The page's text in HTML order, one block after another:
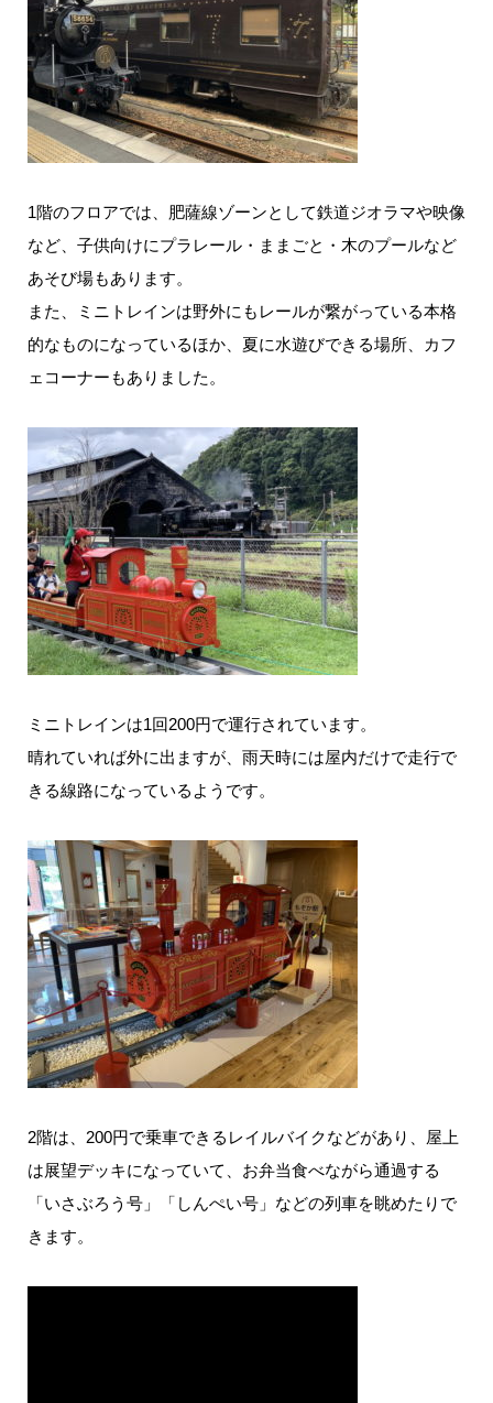
1階のフロアでは、肥薩線ゾーンとして鉄道ジオラマや映像
など、子供向けにプラレール・ままごと・木のプールなど
あそび場もあります。
また、ミニトレインは野外にもレールが繋がっている本格
的なものになっているほか、夏に水遊びできる場所、カフ
ェコーナーもありました。
ミニトレインは1回200円で運行されています。
晴れていれば外に出ますが、雨天時には屋内だけで走行で
きる線路になっているようです。
2階は、200円で乗車できるレイルバイクなどがあり、屋上
は展望デッキになっていて、お弁当食べながら通過する
「いさぶろう号」「しんぺい号」などの列車を眺めたりで
きます。